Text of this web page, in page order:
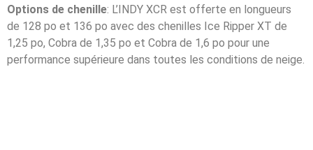
Options de chenille: L’INDY XCR est offerte en longueurs
de 128 po et 136 po avec des chenilles Ice Ripper XT de
1,25 po, Cobra de 1,35 po et Cobra de 1,6 po pour une
performance supérieure dans toutes les conditions de neige.